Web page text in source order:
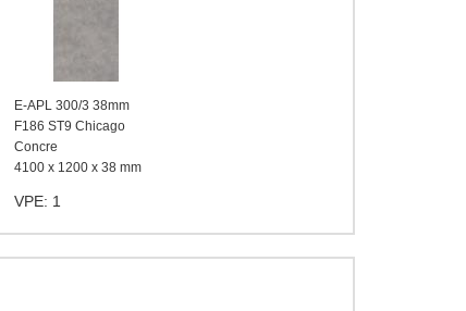
E-APL 300/3 38mm
F186 ST9 Chicago
Concre
4100 x 1200 x 38 mm
VPE: 1